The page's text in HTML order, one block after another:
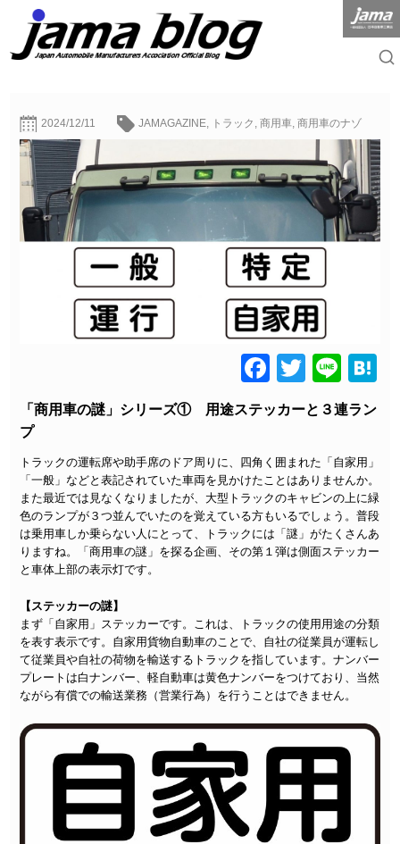
2024/12/11 JAMAGAZINE トラック ,商用車 ,商用車のナゾ
Facebook
Twitter
Line
「商用車の謎」シリーズ① 用途ステッカーと３連ラン
プ
トラックの運転席や助手席のドア周りに、四角く囲まれた「自家用」
「一般」などと表記されていた車両を見かけたことはありませんか。
また最近では見なくなりましたが、大型トラックのキャビンの上に緑
色のランプが３つ並んでいたのを覚えている方もいるでしょう。普段
は乗用車しか乗らない人にとって、トラックには「謎」がたくさんあ
りますね。「商用車の謎」を探る企画、その第１弾は側面ステッカー
と車体上部の表示灯です。
【ステッカーの謎】
まず「自家用」ステッカーです。これは、トラックの使用用途の分類
を表す表示です。自家用貨物自動車のことで、自社の従業員が運転し
て従業員や自社の荷物を輸送するトラックを指しています。ナンバー
プレートは白ナンバー、軽自動車は黄色ナンバーをつけており、当然
ながら有償での輸送業務（営業行為）を行うことはできません。